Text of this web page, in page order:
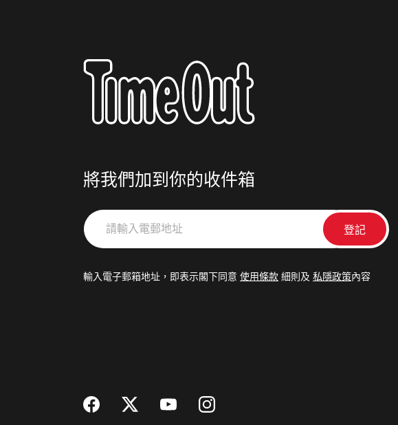
將我們加到你的收件箱
請
輸
郵
輸入電子郵箱地址，即表示閣下同意 使用條款 細則及 私隱政策內容